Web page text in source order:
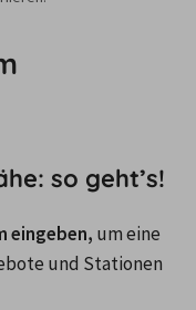
so geht’s!
eingeben, um eine
und Stationen